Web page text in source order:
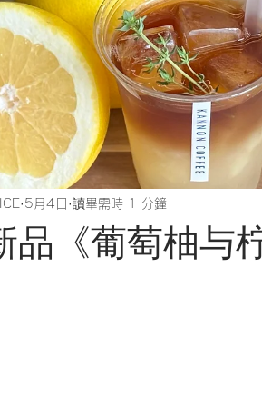
品《葡萄柚与
5月4日 讀畢需時 1 分鐘